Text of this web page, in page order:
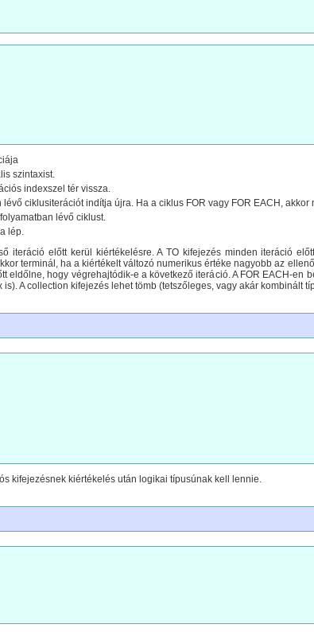
szintaxist.
indexszel tér vissza.
ciklusiterációt indítja újra. Ha a ciklus FOR vagy FOR EACH, akkor
lévő ciklust.
lép.
iteráció előtt kerül kiértékelésre. A TO kifejezés minden iteráció
terminál, ha a kiértékelt változó numerikus értéke nagyobb az
eldőlne, hogy végrehajtódik-e a következő iteráció. A FOR EACH-en
A collection kifejezés lehet tömb (tetszőleges, vagy akár kombinált
kifejezésnek kiértékelés után logikai típusúnak kell lennie.